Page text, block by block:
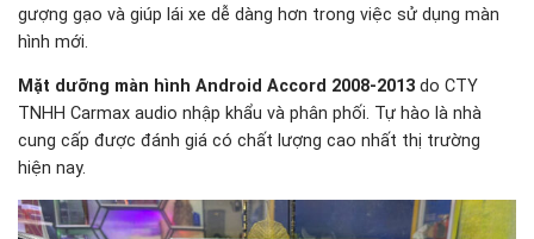
gượng gạo và giúp lái xe dễ dàng hơn trong việc sử dụng màn
hình mới.
Mặt dưỡng màn hình Android Accord 2008-2013 do CTY
TNHH Carmax audio nhập khẩu và phân phối. Tự hào là nhà
cung cấp được đánh giá có chất lượng cao nhất thị trường
hiện nay.